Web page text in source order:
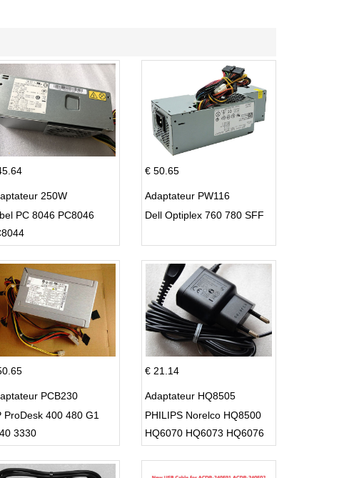
250W
PC 8046 PC8046
€ 50.65
Adaptateur PW116
Dell Optiplex 760 780 SFF
PCB230
ProDesk 400 480 G1
3330
€ 21.14
Adaptateur HQ8505
PHILIPS Norelco HQ8500
HQ6070 HQ6073 HQ6076